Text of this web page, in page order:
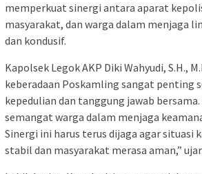
memperkuat sinergi antara aparat
masyarakat, dan warga dalam menjaga
dan kondusif.
Kapolsek Legok AKP Diki Wahyudi, S.H.,
keberadaan Poskamling sangat penting
kepedulian dan tanggung jawab
semangat warga dalam menjaga
Sinergi ini harus terus dijaga agar situasi
stabil dan masyarakat merasa aman,”